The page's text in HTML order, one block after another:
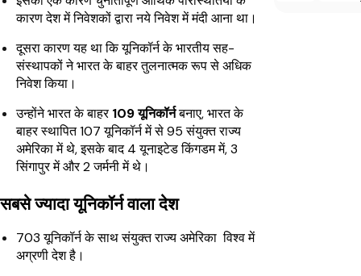
कारण देश में निवेशकों द्वारा नये निवेश में मंदी आना था।
दूसरा कारण यह था कि यूनिकॉर्न के भारतीय सह-
संस्थापकों ने भारत के बाहर तुलनात्मक रूप से अधिक
निवेश किया।
उन्होंने भारत के बाहर109 यूनिकॉर्नबनाए, भारत के
बाहर स्थापित 107 यूनिकॉर्न में से 95 संयुक्त राज्य
अमेरिका में थे, इसके बाद 4 यूनाइटेड किंगडम में, 3
सिंगापुर में और 2 जर्मनी में थे।
सबसे ज्यादा यूनिकॉर्न वाला देश
703 यूनिकॉर्न के साथ संयुक्त राज्य अमेरिका विश्व में
अग्रणी देश है।